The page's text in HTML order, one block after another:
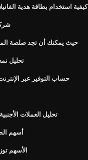
كيفية استخدام بطاقة هدية
حيث يمكنك أن تجد صلصة
تحليل
حساب التوفير عبر
تحليل العملات
أسهم
الأسهم